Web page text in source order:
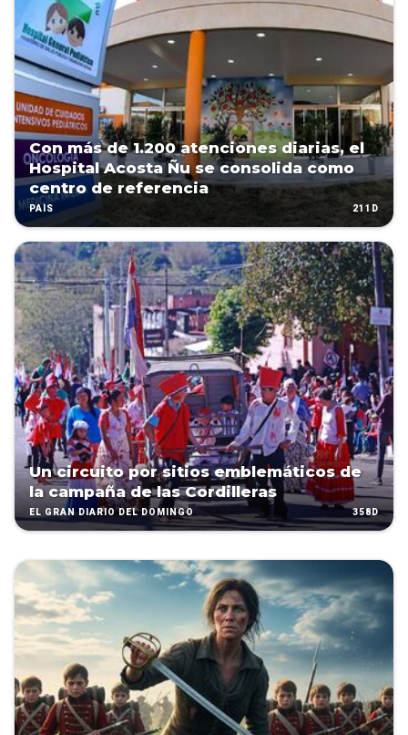
Con más de 1.200 atenciones diarias, el
Hospital Acosta Ñu se consolida como
centro de referencia
PAÍS 211D
Un circuito por sitios emblemáticos de
la campaña de las Cordilleras
EL GRAN DIARIO DEL DOMINGO 358D